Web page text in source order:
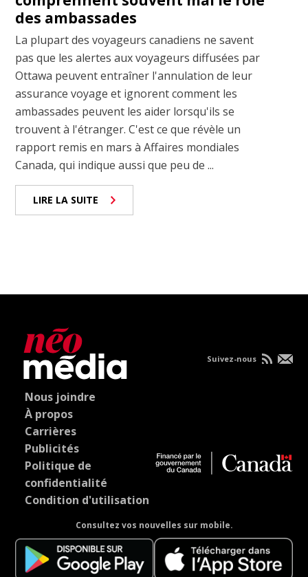
des ambassades
La plupart des voyageurs canadiens ne savent
pas que les alertes aux voyageurs diffusées par
Ottawa peuvent entraîner l'annulation de leur
assurance voyage et ignorent comment les
ambassades peuvent les aider lorsqu'ils se
trouvent à l'étranger. C'est ce que révèle un
rapport remis en mars à Affaires mondiales
Canada, qui indique aussi que peu de ...
LIRE LA SUITE
Nous joindre
À propos
Carrières
Publicités
Politique de
confidentialité
Condition d'utilisation
Consultez vos nouvelles sur mobile.
Suivez-nous